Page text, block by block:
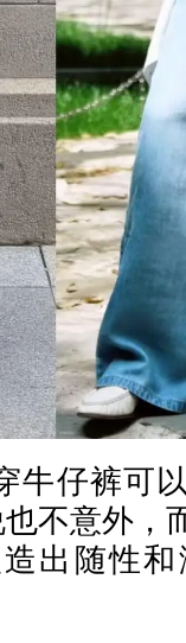
牛仔裤可
不意外，
出随性